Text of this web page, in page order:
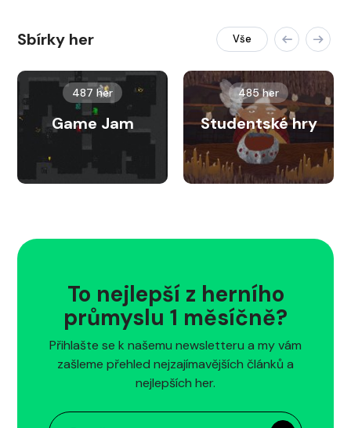
Sbírky her Vše
487 her
Game Jam
485 her
Studentské hry
To nejlepší z herního
průmyslu 1 měsíčně?
Přihlašte se k našemu newsletteru a my vám
zašleme přehled nejzajímavějších článků a
nejlepších her.